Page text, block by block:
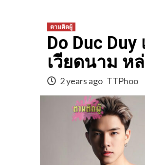
ตามติดผู้
Do Duc
เวียดนาม ห
2 years ago TTPhoo